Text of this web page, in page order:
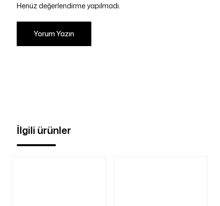
Henüz değerlendirme yapılmadı.
Yorum Yazın
İlgili ürünler